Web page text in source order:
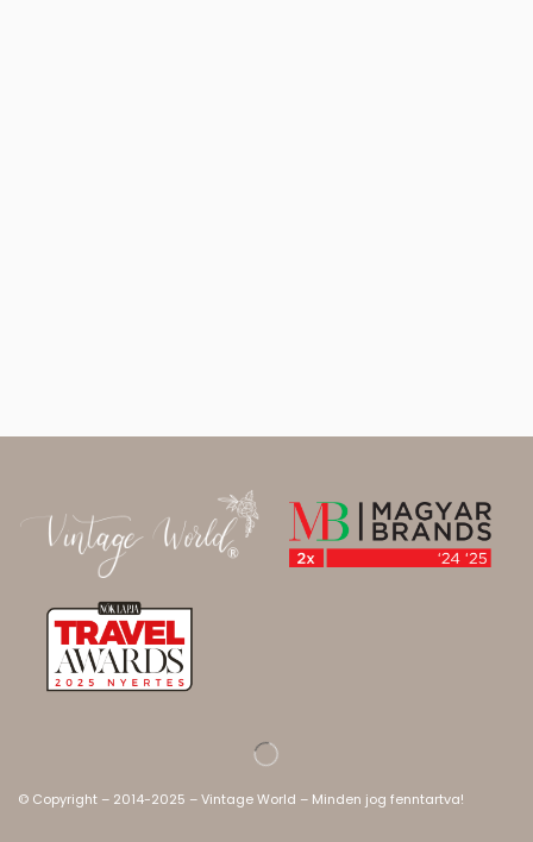
© Copyright – 2014-2025 – Vintage World – Minden jog fenntartva!